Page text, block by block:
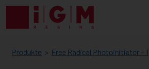
IGM
RESINS
Produkte Free Radical Photoinitiator -